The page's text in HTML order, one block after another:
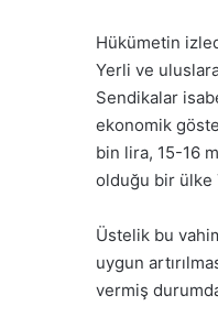
Hükümetin
Yerli ve
Sendikalar
ekonomik
bin lira, 15-16
olduğu bir ülke
Üstelik bu
uygun
vermiş